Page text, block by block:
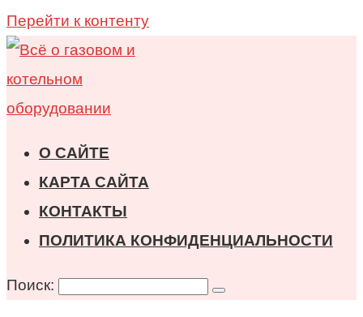
Перейти к контенту
О САЙТЕ
КАРТА САЙТА
КОНТАКТЫ
ПОЛИТИКА КОНФИДЕНЦИАЛЬНОСТИ
Поиск: